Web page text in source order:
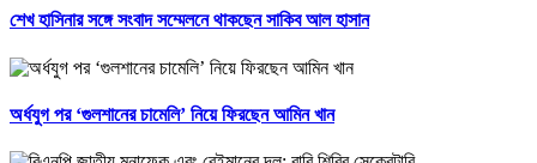
শেখ হাসিনার সঙ্গে সংবাদ সম্মেলনে থাকছেন সাকিব আল হাসান
অর্ধযুগ পর ‘গুলশানের চামেলি’ নিয়ে ফিরছেন আমিন খান